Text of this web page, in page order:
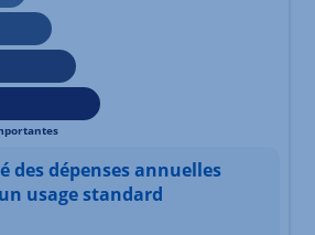
des dépenses annuelles
usage standard